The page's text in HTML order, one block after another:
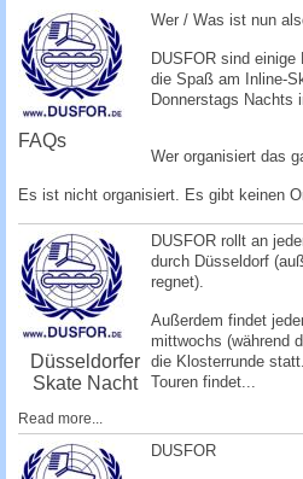
FAQs
Wer / Was ist nun
DUSFOR sind einige
die Spaß am Inline-
Donnerstags Nachts
Wer organisiert das
Es ist nicht organisiert. Es gibt keinen
Düsseldorfer
Skate Nacht
DUSFOR rollt an
durch Düsseldorf
regnet).
Außerdem findet
mittwochs (während
die Klosterrunde
Touren findet...
Read more...
DUSFOR